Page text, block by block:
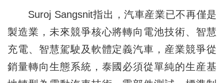
Suroj Sangsnit指出，汽車産業已不再僅是
製造業，未來競爭核心將轉向電池技術、智慧
充電、智慧駕駛及軟體定義汽車，産業競爭從
銷量轉向生態系統，泰國必須從單純的生産基